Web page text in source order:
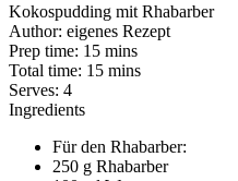
Kokospudding mit Rhabarber
Author: eigenes Rezept
Prep time: 15 mins
Total time: 15 mins
Serves: 4
Ingredients
Für den Rhabarber:
250 g Rhabarber